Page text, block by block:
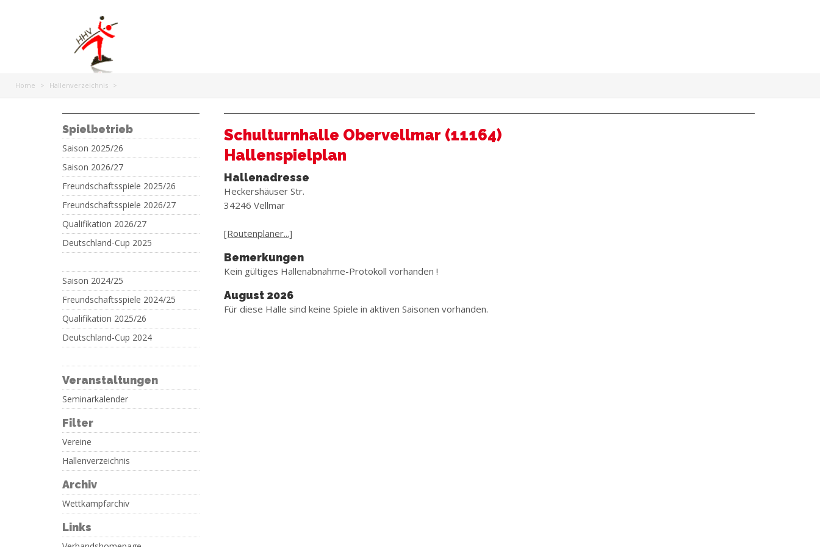
Home > Hallenverzeichnis >
Spielbetrieb
Saison 2025/26
Saison 2026/27
Freundschaftsspiele 2025/26
Freundschaftsspiele 2026/27
Qualifikation 2026/27
Deutschland-Cup 2025
Saison 2024/25
Freundschaftsspiele 2024/25
Qualifikation 2025/26
Deutschland-Cup 2024
Veranstaltungen
Seminarkalender
Filter
Vereine
Hallenverzeichnis
Archiv
Wettkampfarchiv
Links
Schulturnhalle Obervellmar (11164)
Hallenspielplan
Hallenadresse
Heckershäuser Str.
34246 Vellmar
[Routenplaner...]
Bemerkungen
Kein gültiges Hallenabnahme-Protokoll vorhanden !
August 2026
Für diese Halle sind keine Spiele in aktiven Saisonen vorhanden.